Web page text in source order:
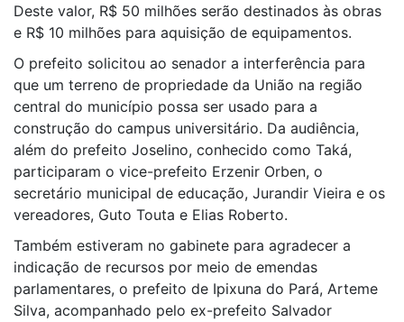
Deste valor, R$ 50 milhões serão destinados às obras
e R$ 10 milhões para aquisição de equipamentos.
O prefeito solicitou ao senador a interferência para
que um terreno de propriedade da União na região
central do município possa ser usado para a
construção do campus universitário. Da audiência,
além do prefeito Joselino, conhecido como Taká,
participaram o vice-prefeito Erzenir Orben, o
secretário municipal de educação, Jurandir Vieira e os
vereadores, Guto Touta e Elias Roberto.
Também estiveram no gabinete para agradecer a
indicação de recursos por meio de emendas
parlamentares, o prefeito de Ipixuna do Pará, Arteme
Silva, acompanhado pelo ex-prefeito Salvador